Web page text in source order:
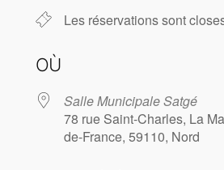
Les réservations sont
OÙ
Salle Municipale Satgé
78 rue Saint-Charles, La
de-France, 59110, Nord